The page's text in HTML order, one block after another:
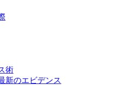
術
新のエビデンス